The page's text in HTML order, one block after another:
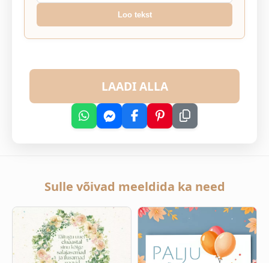
Loo tekst
LAADI ALLA
Sulle võivad meeldida ka need